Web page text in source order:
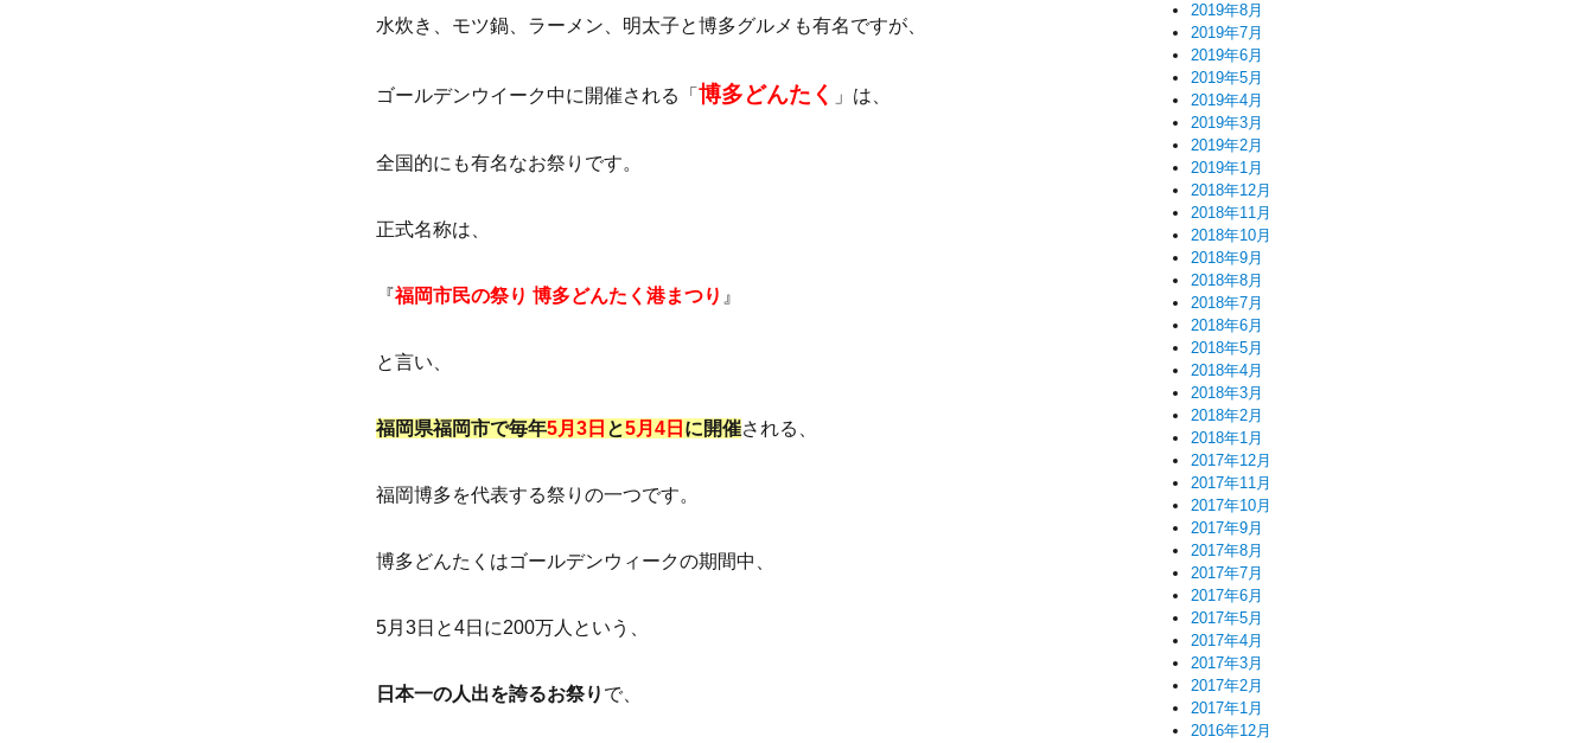
水炊き、モツ鍋、ラーメン、明太子と博多グルメも有名ですが、
ゴールデンウイーク中に開催される「 博多どんたく 」は、
全国的にも有名なお祭りです。
正式名称は、
『福岡市民の祭り 博多どんたく港まつり 』
と言い、
福岡県福岡市で毎年5月3日 と5月4日 に開催される、
福岡博多を代表する祭りの一つです。
博多どんたくはゴールデンウィークの期間中、
5月3日と4日に200万人という、
日本一の人出を誇るお祭り で、
2019年8月
2019年7月
2019年6月
2019年5月
2019年4月
2019年3月
2019年2月
2019年1月
2018年12月
2018年11月
2018年10月
2018年9月
2018年8月
2018年7月
2018年6月
2018年5月
2018年4月
2018年3月
2018年2月
2018年1月
2017年12月
2017年11月
2017年10月
2017年9月
2017年8月
2017年7月
2017年6月
2017年5月
2017年4月
2017年3月
2017年2月
2017年1月
2016年12月